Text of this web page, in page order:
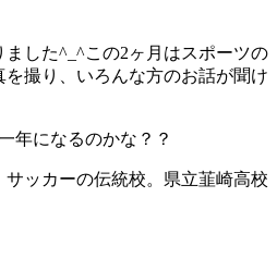
した^_^この2ヶ月はスポーツの
撮り、いろんな方のお話が聞け
年になるのかな？？
ッカーの伝統校。県立韮崎高校